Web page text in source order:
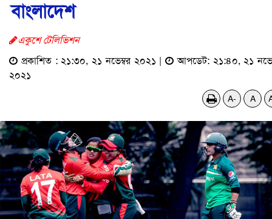
বাংলাদেশ
একুশে টেলিভিশন
প্রকাশিত : ২১:৩০, ২১ নভেম্বর ২০২১ |
আপডেট: ২১:৪০, ২১
২০২১
A- A